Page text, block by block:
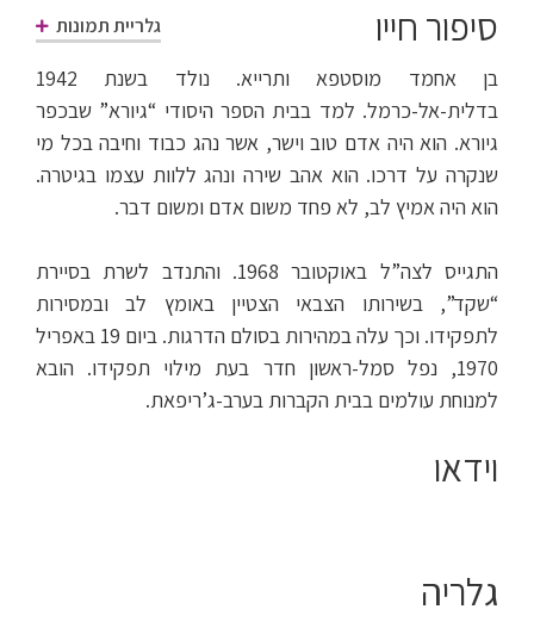
סיפור חייו גלריית תמונות
בן אחמד מוסטפא ותרייא. נולד בשנת 1942
בדלית-אל-כרמל. למד בבית הספר היסודי “גיורא” שבכפר
גיורא. הוא היה אדם טוב וישר, אשר נהג כבוד וחיבה בכל מי
שנקרה על דרכו. הוא אהב שירה ונהג ללוות עצמו בגיטרה.
הוא היה אמיץ לב, לא פחד משום אדם ומשום דבר.
התגייס לצה”ל באוקטובר 1968. והתנדב לשרת בסיירת
“שקד”, בשירותו הצבאי הצטיין באומץ לב ובמסירות
לתפקידו. וכך עלה במהירות בסולם הדרגות. ביום 19 באפריל
1970, נפל סמל-ראשון חדר בעת מילוי תפקידו. הובא
למנוחת עולמים בבית הקברות בערב-ג’ריפאת.
וידאו
גלריה